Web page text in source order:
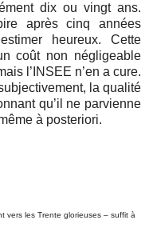
dix ou vingt ans.
après cinq années
heureux. Cette
coût non négligeable
l’INSEE n’en a cure.
la qualité
qu’il ne parvienne
à posteriori.
vers les Trente glorieuses – suffit à